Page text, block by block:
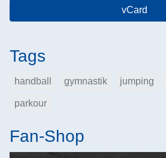
vCard
Tags
handball gymnastik jumping
parkour
Fan-Shop